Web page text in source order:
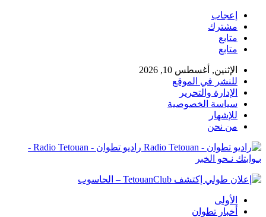
إعجاب
مشترك
متابع
متابع
الإثنين, أغسطس 10, 2026
للنشر في الموقع
الإدارة والتحرير
سياسة الخصوصية
للإشهار
من نحن
راديو تطوان - Radio Tetouan -
بـوابتك نـحو الخبر
الأولى
أخبار تطوان